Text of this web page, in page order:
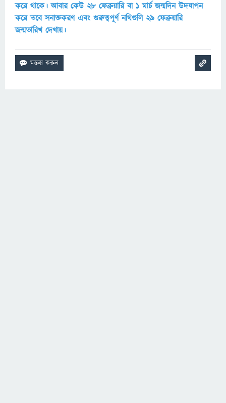
করে থাকে। আবার কেউ ২৮ ফেব্রুয়ারি বা ১ মার্চ জন্মদিন উদযাপন
করে তবে সনাক্তকরণ এবং গুরুত্বপূর্ণ নথিগুলি ২৯ ফেব্রুয়ারি
জন্মতারিখ দেখায়।